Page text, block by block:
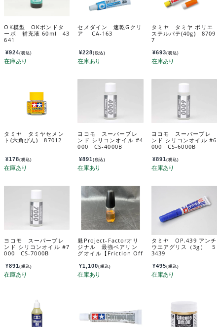
OK模型 OKボンドタ
ーボ 補充液 60ml 43
641
¥924(税込)
セメダイン 速乾Gクリ
ア CA-163
¥228(税込)
タミヤ タミヤ ポリエ
ステルパテ(40g) 8709
7
¥693(税込)
タミヤ タミヤセメン
ト(六角びん) 87012
¥178(税込)
ヨコモ スーパーブレ
ンド シリコンオイル #4
000 CS-4000B
¥891(税込)
ヨコモ スーパーブレ
ンド シリコンオイル #6
000 CS-6000B
¥891(税込)
ヨコモ スーパーブレ
ンド シリコンオイル #7
000 CS-7000B
¥891(税込)
魁Project-Factorオリ
ジナル 最強ベアリン
グオイル【Friction Off
¥1,100(税込)
タミヤ OP.439 アンチ
ウエアグリス（3g） 5
3439
¥495(税込)